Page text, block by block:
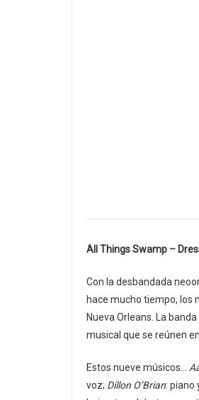
All Things Swamp –
Con la desbandada
hace mucho tiempo, los
Nueva Orleans. La banda
musical que se reúnen
Estos nueve músicos…
voz; Dillon O’Brian: piano